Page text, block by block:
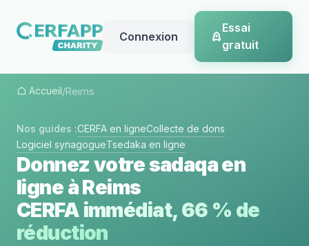
Connexion
Essai
gratuit
Accueil/Reims
Nos guides :CERFA en ligneCollecte de dons
Logiciel synagogueTsedaka en ligne
Donnez votre sadaqa en
ligne à Reims
CERFA immédiat, 66 % de
réduction